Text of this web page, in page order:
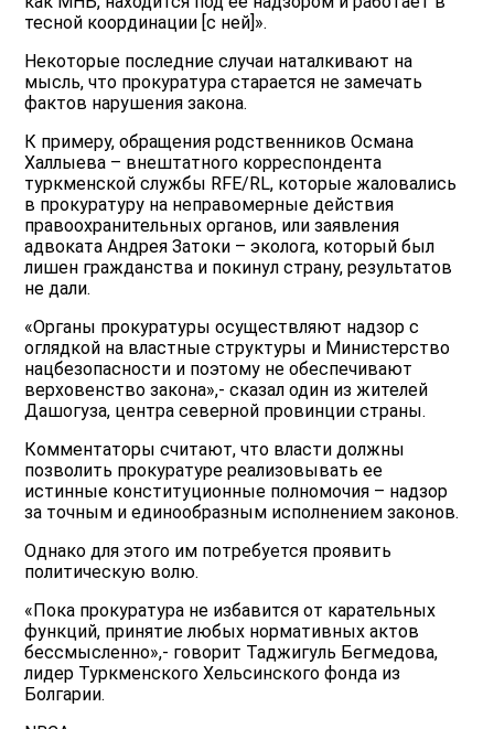
тесной координации [с ней]».
Некоторые последние случаи наталкивают на
мысль, что прокуратура старается не замечать
фактов нарушения закона.
К примеру, обращения родственников Османа
Халлыева – внештатного корреспондента
туркменской службы RFE/RL, которые жаловались
в прокуратуру на неправомерные действия
правоохранительных органов, или заявления
адвоката Андрея Затоки – эколога, который был
лишен гражданства и покинул страну, результатов
не дали.
«Органы прокуратуры осуществляют надзор с
оглядкой на властные структуры и Министерство
нацбезопасности и поэтому не обеспечивают
верховенство закона»,- сказал один из жителей
Дашогуза, центра северной провинции страны.
Комментаторы считают, что власти должны
позволить прокуратуре реализовывать ее
истинные конституционные полномочия – надзор
за точным и единообразным исполнением законов.
Однако для этого им потребуется проявить
политическую волю.
«Пока прокуратура не избавится от карательных
функций, принятие любых нормативных актов
бессмысленно»,- говорит Таджигуль Бегмедова,
лидер Туркменского Хельсинского фонда из
Болгарии.